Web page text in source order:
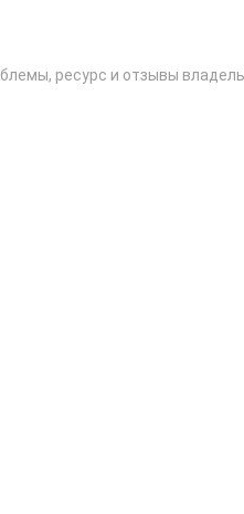
ресурс и отзывы